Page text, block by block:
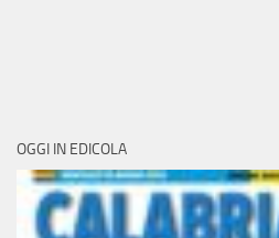
OGGI IN EDICOLA